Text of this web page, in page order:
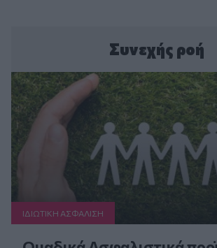
Συνεχής ροή
ΙΔΙΩΤΙΚΗ ΑΣΦAΛΙΣΗ